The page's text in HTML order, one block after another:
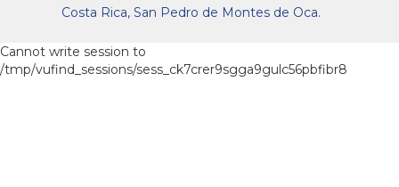
Costa Rica, San Pedro de Montes de Oca.
Cannot write session to
/tmp/vufind_sessions/sess_ck7crer9sgga9gulc56pbfibr8